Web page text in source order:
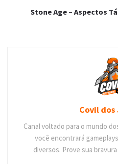
Stone Age – Aspectos
Covil dos
Canal voltado para o mundo
você encontrará
diversos. Prove sua